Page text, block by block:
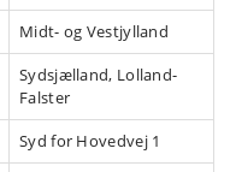
Midt- og Vestjylland
Sydsjælland, Lolland-
Falster
Syd for Hovedvej 1